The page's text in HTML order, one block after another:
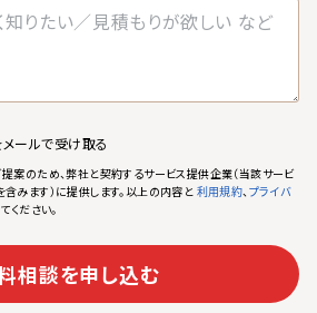
ールで受け取る
案のため、弊社と契約するサービス提供企業（当該サービ
みます）に提供します。以上の内容と 利用規約、プライバ
ください。
相談を申し込む